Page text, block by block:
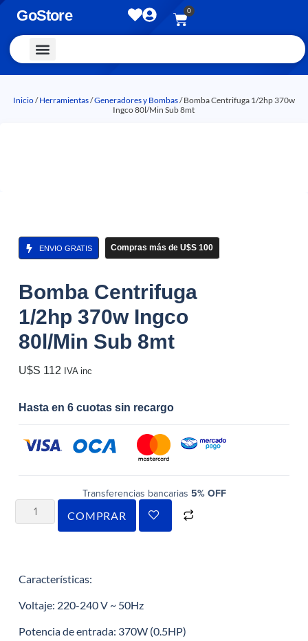
GoStore 0
Inicio/Herramientas/Generadores y Bombas/ Bomba Centrifuga 1/2hp 370w
Ingco 80l/Min Sub 8mt
ENVIO GRATIS Compras más de U$S 100
Bomba Centrifuga
1/2hp 370w Ingco
80l/Min Sub 8mt
U$S 112 IVA inc
Hasta en 6 cuotas sin recargo
Transferencias bancarias 5% OFF
COMPRAR
Características:
Voltaje: 220-240 V ~ 50Hz
Potencia de entrada: 370W (0.5HP)